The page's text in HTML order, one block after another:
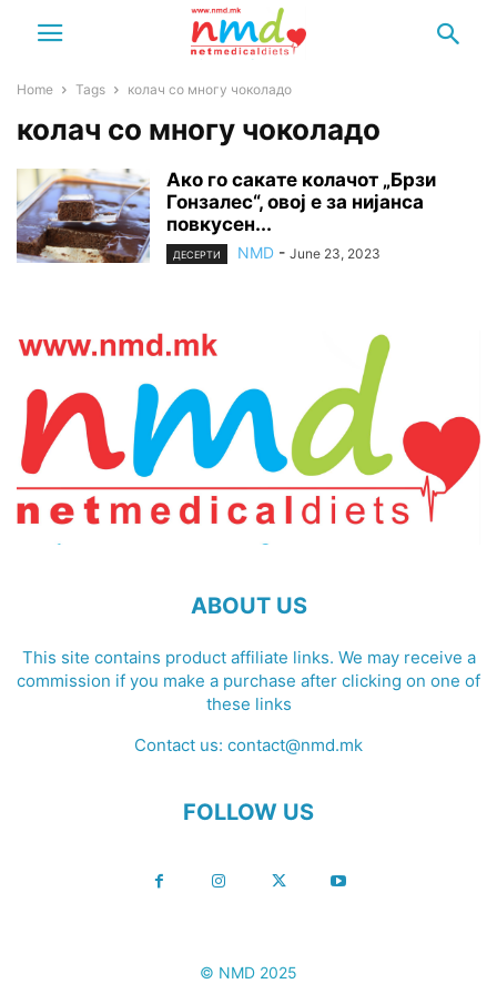
Home Tags колач со многу чоколадо
колач со многу чоколадо
Ако го сакате колачот „Брзи
Гонзалес“, овој е за нијанса
повкусен...
ДЕСЕРТИ NMD - June 23, 2023
ABOUT US
This site contains product affiliate links. We may receive a
commission if you make a purchase after clicking on one of
these links
Contact us: contact@nmd.mk
FOLLOW US
© NMD 2025